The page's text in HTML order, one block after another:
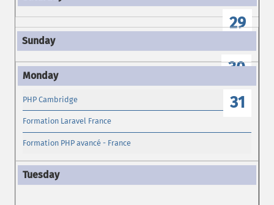
29
30
31
PHP Cambridge
Formation Laravel France
Formation PHP avancé - France